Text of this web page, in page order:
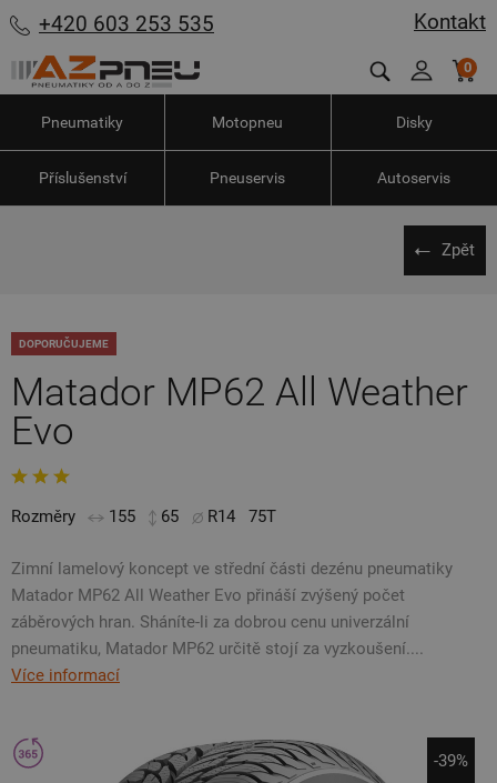
Kontakt
+420 603 253 535
0
Pneumatiky Motopneu Disky
Příslušenství Pneuservis Autoservis
Zpět
DOPORUČUJEME
Matador MP62 All Weather
Evo
Rozměry 155 65 R14 75T
Zimní lamelový koncept ve střední části dezénu pneumatiky
Matador MP62 All Weather Evo přináší zvýšený počet
záběrových hran. Sháníte-li za dobrou cenu univerzální
pneumatiku, Matador MP62 určitě stojí za vyzkoušení....
Více informací
-39%